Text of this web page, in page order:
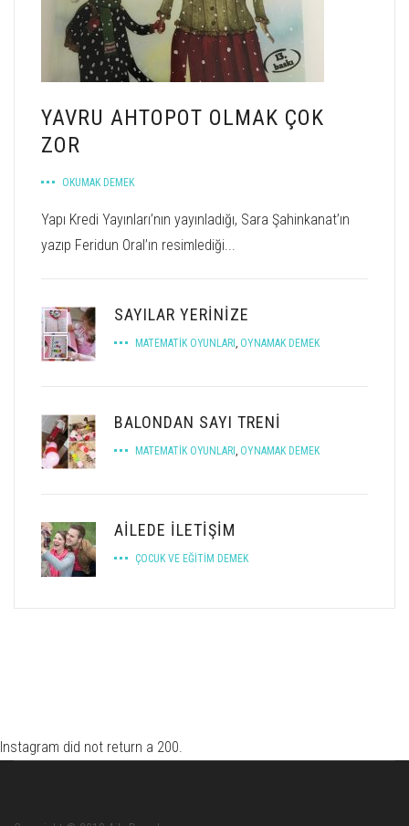
YAVRU AHTOPOT OLMAK ÇOK
ZOR
OKUMAK DEMEK
Yapı Kredi Yayınları’nın yayınladığı, Sara Şahinkanat’ın
yazıp Feridun Oral’ın resimlediği...
SAYILAR YERINIZE
MATEMATIK OYUNLARI OYNAMAK DEMEK
BALONDAN SAYI TRENİ
MATEMATIK OYUNLARI OYNAMAK DEMEK
AILEDE İLETIŞIM
ÇOCUK VE EĞITIM DEMEK
Instagram did not return a 200.